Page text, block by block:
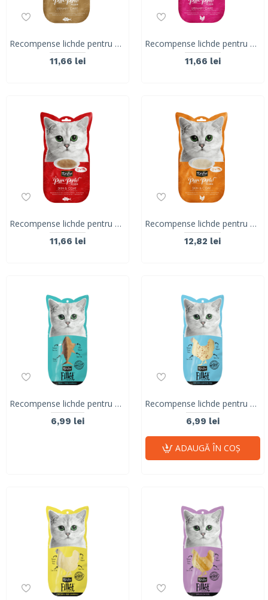
Recompense lichde pentru pisici Kit Cat Purr Puree Plus+ Urinary Care, ton si merisoare, 4x15g
11,66 lei
Recompense lichde pentru pisici Kit Cat Purr Puree Plus+ Urinary Care, pui si merisoare, 4x15g
11,66 lei
Recompense lichde pentru pisici Kit Cat Purr Puree Plus+ Skin & Coat , ton si ulei de peste, 4x15g
11,66 lei
Recompense lichde pentru pisici Kit Cat Purr Puree Plus+ Skin & Coat , pui si ulei de peste, 4x15g
12,82 lei
Recompense lichde pentru pisici Kit Cat Fillet Fresh, ton si fibre, hairball, 30g
6,99 lei
Recompense lichde pentru pisici Kit Cat Fillet Fresh, pui si peste afumat, 30g
6,99 lei
ADAUGĂ ÎN COŞ